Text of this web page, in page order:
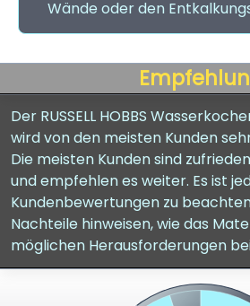
Wände oder den
Der RUSSELL HOBBS
wird von den meisten Kunden
Die meisten Kunden sind
und empfehlen es weiter. Es ist
Kundenbewertungen zu
Nachteile hinweisen, wie das
möglichen Herausforderungen